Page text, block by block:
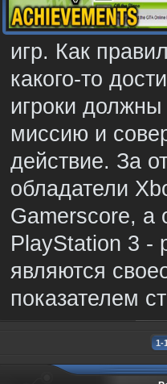
игр. Как
какого-то
игроки
миссию и
действие. За
обладатели
Gamerscore, а
PlayStation 3 -
являются
показателем
1-